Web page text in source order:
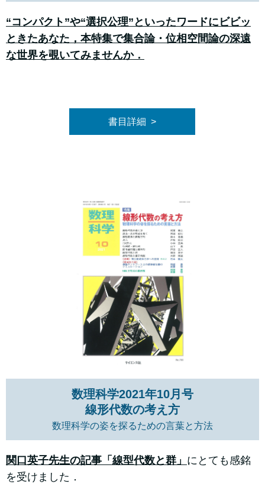
“コンパクト”や“選択公理”といったワードにビビッ
ときたあなた，本特集で集合論・位相空間論の深遠
な世界を覗いてみませんか．
書目詳細
数理科学2021年10月号
線形代数の考え方
数理科学の姿を探るための言葉と方法
関口英子先生の記事「線型代数と群」 にとても感銘
を受けました．